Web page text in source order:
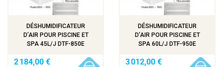
DÉSHUMIDIFICATEUR
D’AIR POUR PISCINE ET
SPA 45L/J DTF-850E
2 184,00 €
DÉSHUMIDIFICATEUR
D’AIR POUR PISCINE ET
SPA 60L/J DTF-950E
3 012,00 €